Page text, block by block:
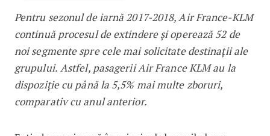
Air France KLM: creștere a
Pentru sezonul de iarnă 2017-2018, Air France-KLM
continuă procesul de extindere și operează 52 de
noi segmente spre cele mai solicitate destinații ale
grupului. Astfel, pasagerii Air France KLM au la
dispoziție cu până la 5,5% mai multe zboruri,
comparativ cu anul anterior.